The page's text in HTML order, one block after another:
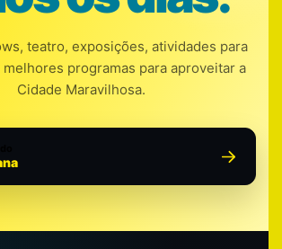
teatro, exposições, atividades para
programas para aproveitar a
Cidade Maravilhosa.